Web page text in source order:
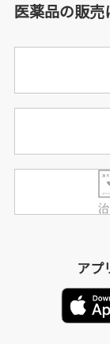
医薬品の販売
アプ